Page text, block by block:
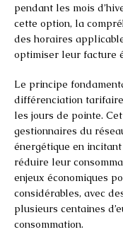
pendant les mois
cette option, la
des horaires
optimiser leur facture
Le principe
différenciation
les jours de pointe.
gestionnaires du
énergétique en
réduire leur
enjeux économiques
considérables, avec
plusieurs centaines
consommation.